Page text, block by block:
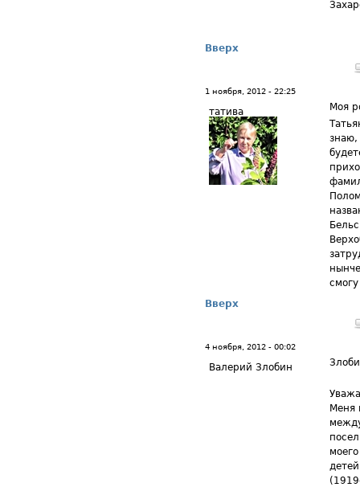
Вверх
1 ноября, 2012 - 22:25
татива
Моя
знаю,
Вверх
4 ноября, 2012 - 00:02
Валерий Злобин
Меня